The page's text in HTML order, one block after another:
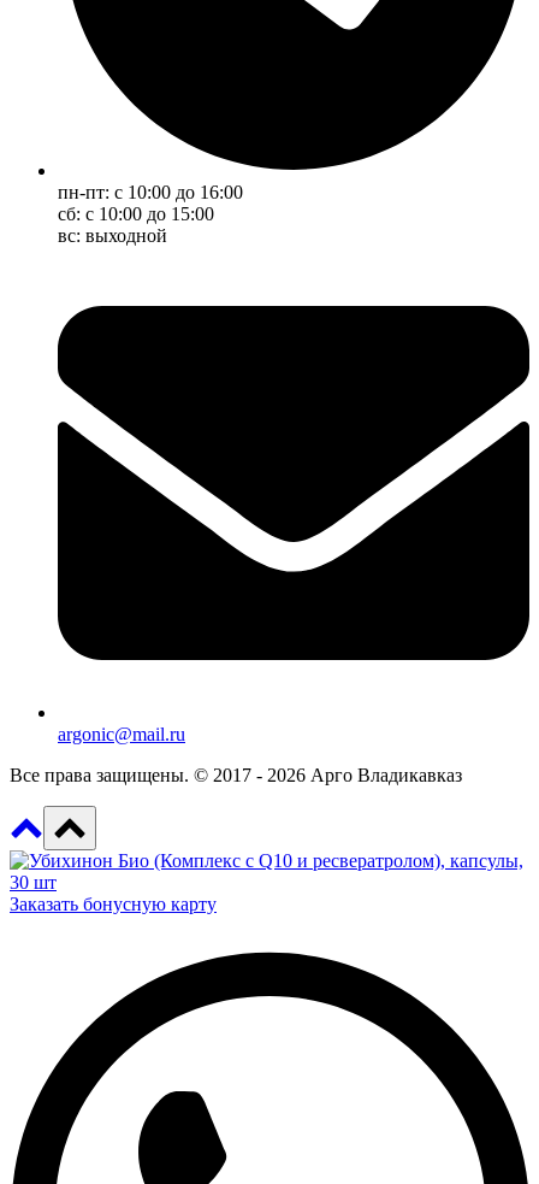
пн-пт: с 10:00 до 16:00
сб: с 10:00 до 15:00
вс: выходной
argonic@mail.ru
Все права защищены. © 2017 - 2026 Арго Владикавказ
Заказать бонусную карту